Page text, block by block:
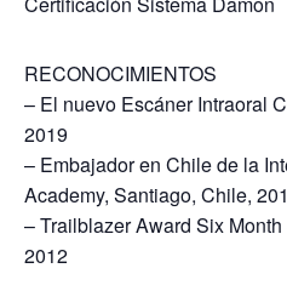
RECONOCIMIENTOS
– El nuevo Escáner Intraoral
2019
– Embajador en Chile de la
Academy, Santiago, Chile,
– Trailblazer Award Six
2012